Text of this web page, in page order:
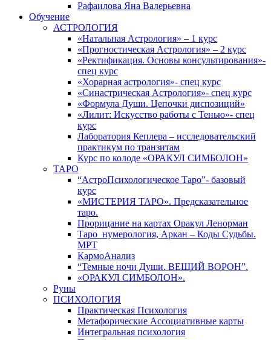
Рафаилова Яна Валерьевна
Обучение
АСТРОЛОГИЯ
«Натальная Астрология» – 1 курс
«Прогностическая Астрология» – 2 курс
«Ректификация. Основы консультирования»-
спец курс
«Хорарная астрология»- спец курс
«Синастрическая Астрология»- спец курс
«Формула Души. Цепочки диспозиций»
«Лилит: Искусство работы с Тенью»- спец
курс
Лаборатория Кеплера – исследовательский
практикум по транзитам
Курс по колоде «ОРАКУЛ СИМБОЛОН»
ТАРО
“АстроПсихологическое Таро”- базовый
курс
«МИСТЕРИЯ ТАРО». Предсказательное
таро.
Прорицание на картах Оракул Ленорман
Таро_нумерология, Аркан – Коды Судьбы.
МРТ
КармоАнализ
“Темные ночи Души. ВЕЩИЙ ВОРОН”.
«ОРАКУЛ СИМБОЛОН».
Руны
ПСИХОЛОГИЯ
Практическая Психология
Метафорические Ассоциативные карты
Интегральная психология